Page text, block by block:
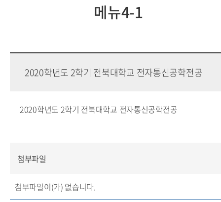
메뉴4-1
2020학년도 2학기 전북대학교 전자통신공학전공
2020학년도 2학기 전북대학교 전자통신공학전공
첨부파일
첨부파일이(가) 없습니다.